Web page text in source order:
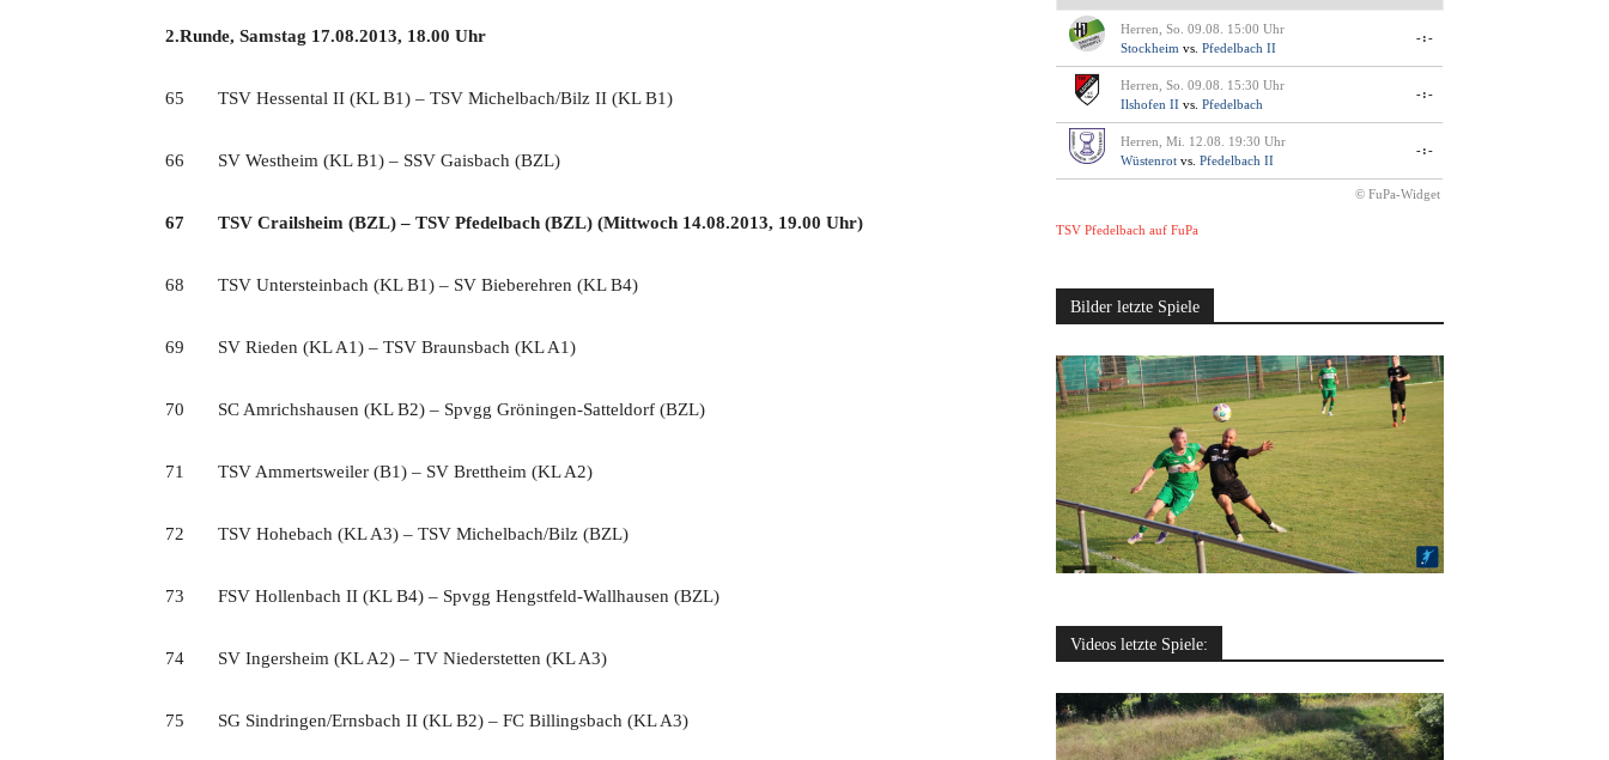
2.Runde, Samstag 17.08.2013, 18.00 Uhr
65 TSV Hessental II (KL B1) – TSV Michelbach/Bilz II (KL B1)
66 SV Westheim (KL B1) – SSV Gaisbach (BZL)
67 TSV Crailsheim (BZL) – TSV Pfedelbach (BZL) (Mittwoch 14.08.2013, 19.00 Uhr)
68 TSV Untersteinbach (KL B1) – SV Bieberehren (KL B4)
69 SV Rieden (KL A1) – TSV Braunsbach (KL A1)
70 SC Amrichshausen (KL B2) – Spvgg Gröningen-Satteldorf (BZL)
71 TSV Ammertsweiler (B1) – SV Brettheim (KL A2)
72 TSV Hohebach (KL A3) – TSV Michelbach/Bilz (BZL)
73 FSV Hollenbach II (KL B4) – Spvgg Hengstfeld-Wallhausen (BZL)
74 SV Ingersheim (KL A2) – TV Niederstetten (KL A3)
75 SG Sindringen/Ernsbach II (KL B2) – FC Billingsbach (KL A3)
Herren, So. 09.08. 15:00 Uhr
Stockheim vs. Pfedelbach II
-:-
Herren, So. 09.08. 15:30 Uhr
Ilshofen II vs. Pfedelbach
-:-
Herren, Mi. 12.08. 19:30 Uhr
Wüstenrot vs. Pfedelbach II
-:-
© FuPa-Widget
TSV Pfedelbach auf FuPa
Bilder letzte Spiele
Videos letzte Spiele: